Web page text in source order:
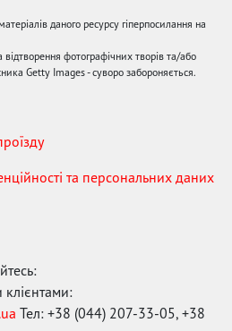
даного ресурсу гіперпосилання на
фотографічних творів та/або
Getty Images - суворо забороняється.
та персональних даних
Тел: +38 (044) 207-33-05, +38